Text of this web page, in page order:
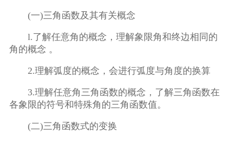
(一)三角函数及其有关概念
l.了解任意角的概念，理解象限角和终边相同的
角的概念 。
2.理解弧度的概念，会进行弧度与角度的换算
3.理解任意角三角函数的概念，了解三角函数在
各象限的符号和特殊角的三角函数值。
(二)三角函数式的变换